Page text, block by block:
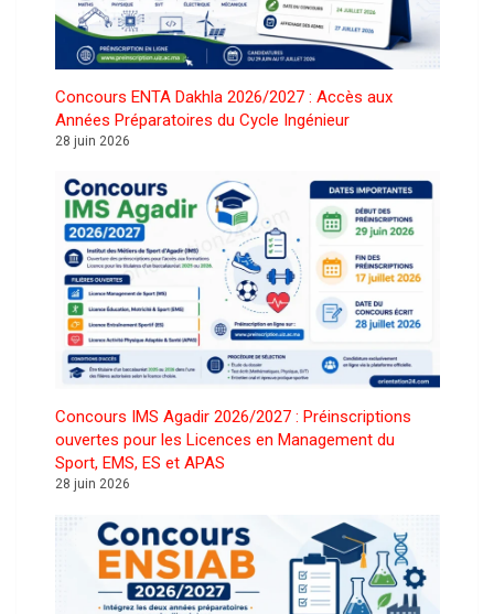
Concours ENTA Dakhla 2026/2027 : Accès aux
Années Préparatoires du Cycle Ingénieur
28 juin 2026
Concours IMS Agadir 2026/2027 : Préinscriptions
ouvertes pour les Licences en Management du
Sport, EMS, ES et APAS
28 juin 2026